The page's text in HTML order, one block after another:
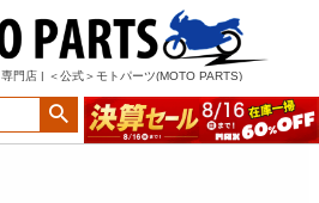
専門店 | ＜公式＞モトパーツ(MOTO PARTS)